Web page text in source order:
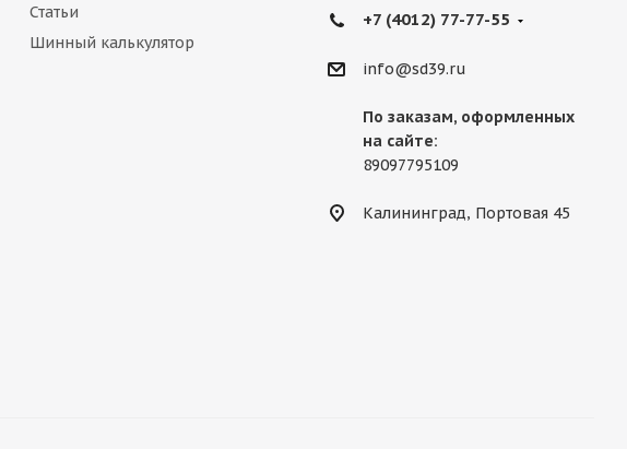
Статьи
Шинный калькулятор
+7 (4012) 77-77-55
info@sd39.ru
По заказам, оформленных
на сайте:
89097795109
Калининград, Портовая 45